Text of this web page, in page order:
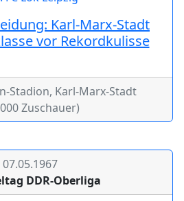
Karl-Marx-Stadt
vor Rekordkulisse
Stadion, Karl-Marx-Stadt
Zuschauer)
07.05.1967
DDR-Oberliga